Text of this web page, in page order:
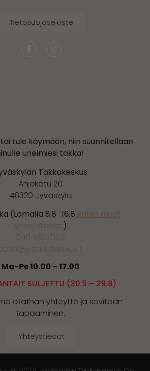
Tietosuojaseloste
tule käymään, niin suunnitellaan
unelmiesi takka!
Takkakeskus
Ahjokatu 20
40320 Jyväskylä
(Lomalla 8.8 . 16.8 katso muut
yhteystiedot)
040 5601 386
Ma-Pe 10.00 – 17.00
SULJETTU (30.5 – 29.8)
otathan yhteyttä ja sovitaan
tapaaminen.
Yhteystiedot